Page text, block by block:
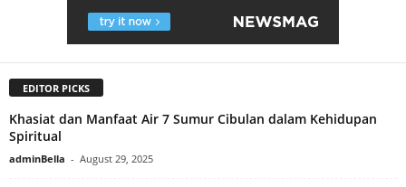
EDITOR PICKS
Khasiat dan Manfaat Air 7 Sumur Cibulan dalam Kehidupan
Spiritual
adminBella - August 29, 2025